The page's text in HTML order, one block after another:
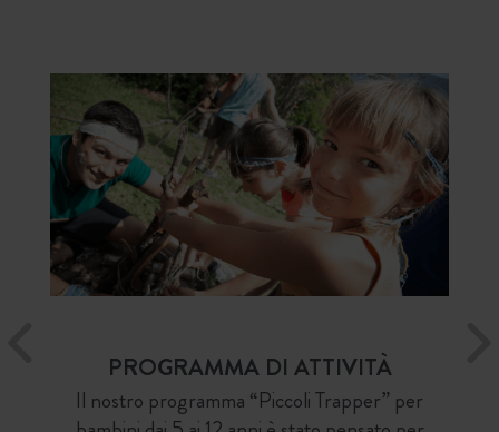
PROGRAMMA DI ATTIVITÀ
Il nostro programma “Piccoli Trapper” per